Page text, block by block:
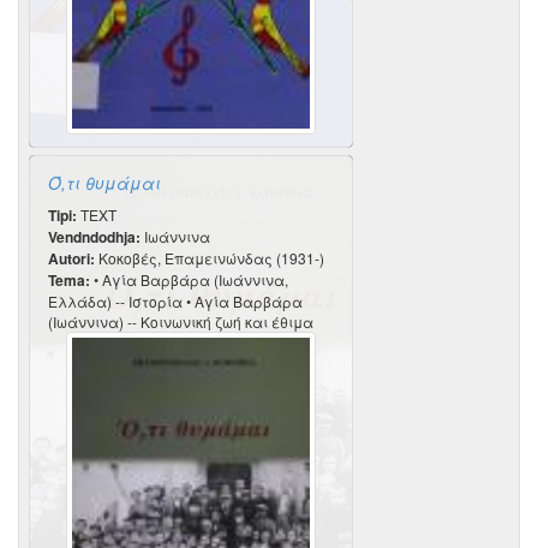
Ό,τι θυμάμαι
Tipi: TEXT
Vendndodhja: Ιωάννινα
Autori: Κοκοβές, Επαμεινώνδας (1931-)
Tema: • Αγία Βαρβάρα (Ιωάννινα,
Ελλάδα) -- Ιστορία • Αγία Βαρβάρα
(Ιωάννινα) -- Κοινωνική ζωή και έθιμα